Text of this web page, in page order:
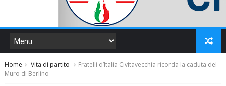
Home Vita di partito
Fratelli d’Italia Civitavecchia ricorda la caduta del
Muro di Berlino